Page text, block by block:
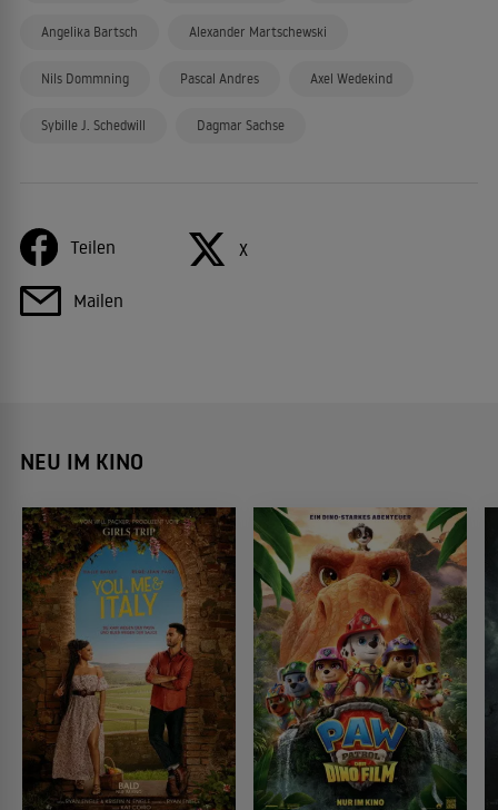
Angelika Bartsch Alexander Martschewski
Nils Dommning Pascal Andres Axel Wedekind
Sybille J. Schedwill Dagmar Sachse
Teilen X
Mailen
NEU IM KINO